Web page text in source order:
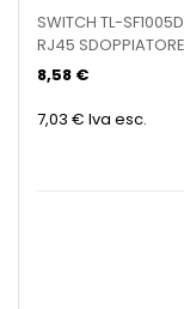
SWITCH TL-
RJ45
8,58 €
7,03 € Iva esc.